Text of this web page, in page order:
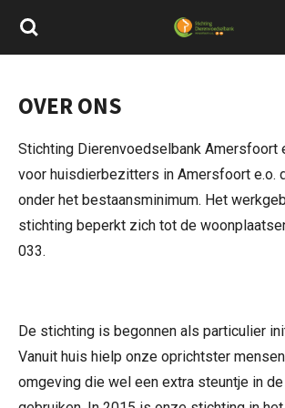
Ga
deOVER ONS
Stichting Dierenvoedselbank Amersfoort
voor huisdierbezitters in Amersfoort e.o.
onder het bestaansminimum. Het
stichting beperkt zich tot de
033.
De stichting is begonnen als particulier
Vanuit huis hielp onze oprichtster
omgeving die wel een extra steuntje in